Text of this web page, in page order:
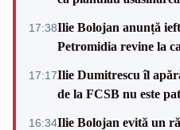
17:38Ilie Bolojan anunță
Petromidia revine la
17:17Ilie Dumitrescu îl
de la FCSB nu este
16:34Ilie Bolojan evită un